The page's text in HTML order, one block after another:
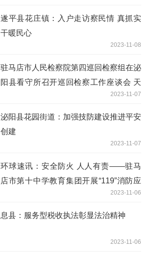
遂平县花庄镇：入户走访察民情 真抓实
干暖民心
2023-11-08
驻马店市人民检察院第四巡回检察组在泌
阳县看守所召开巡回检察工作座谈会 天
2023-11-07
泌阳县花园街道：加强技防建设推进平安
创建
2023-11-07
环球速讯：安全防火 人人有责——驻马
店市第十中学教育集团开展“119”消防应
2023-11-06
​息县：服务型税收执法彰显法治精神
2023-11-06